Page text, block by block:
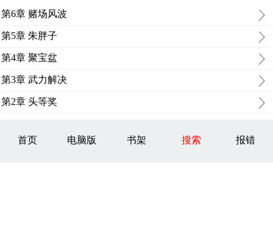
第6章 赌场风波
第5章 朱胖子
第4章 聚宝盆
第3章 武力解决
第2章 头等奖
首页 电脑版 书架 搜索 报错